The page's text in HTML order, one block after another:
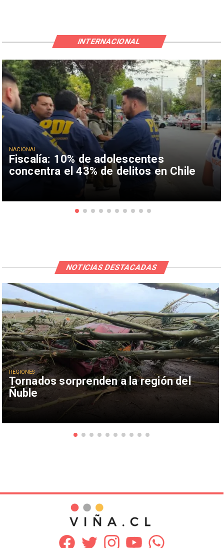
Fiscalía: 10% de adolescentes
concentra el 43% de delitos en Chile
NACIONAL
INTERNACIONAL
Tornados sorprenden a la región del
Ñuble
REGIONES
NOTICIAS DESTACADAS